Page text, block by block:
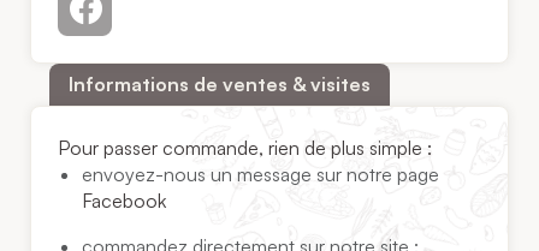
Informations de ventes & visites
Pour passer commande, rien de plus simple :
envoyez-nous un message sur notre page
Facebook
commandez directement sur notre site :